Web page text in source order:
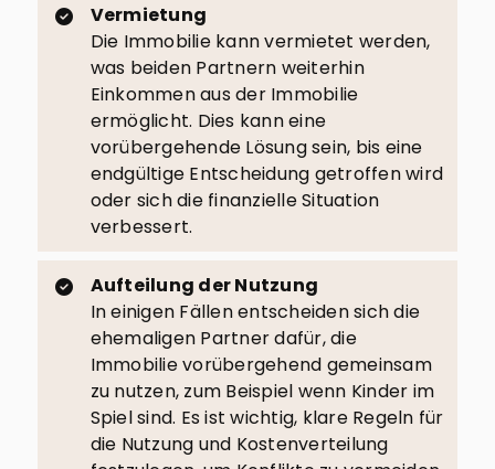
Vermietung
Die Immobilie kann vermietet werden,
was beiden Partnern weiterhin
Einkommen aus der Immobilie
ermöglicht. Dies kann eine
vorübergehende Lösung sein, bis eine
endgültige Entscheidung getroffen wird
oder sich die finanzielle Situation
verbessert.
Aufteilung der Nutzung
In einigen Fällen entscheiden sich die
ehemaligen Partner dafür, die
Immobilie vorübergehend gemeinsam
zu nutzen, zum Beispiel wenn Kinder im
Spiel sind. Es ist wichtig, klare Regeln für
die Nutzung und Kostenverteilung